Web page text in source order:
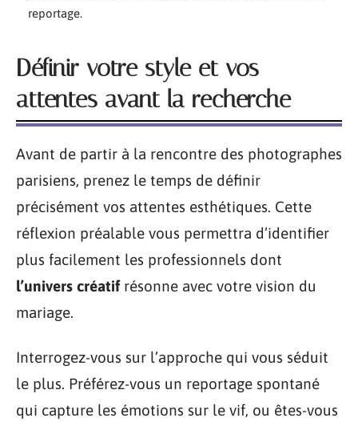
reportage.
Définir votre style et vos
attentes avant la recherche
Avant de partir à la rencontre des photographes
parisiens, prenez le temps de définir
précisément vos attentes esthétiques. Cette
réflexion préalable vous permettra d’identifier
plus facilement les professionnels dont
l’univers créatifrésonne avec votre vision du
mariage.
Interrogez-vous sur l’approche qui vous séduit
le plus. Préférez-vous un reportage spontané
qui capture les émotions sur le vif, ou êtes-vous